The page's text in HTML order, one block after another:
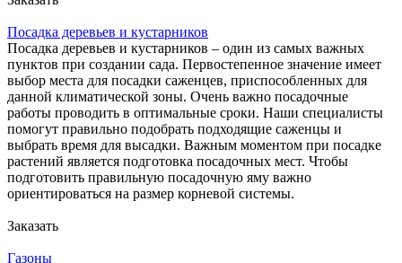
Посадка деревьев и кустарников
Посадка деревьев и кустарников – один из самых важных
пунктов при создании сада. Первостепенное значение имеет
выбор места для посадки саженцев, приспособленных для
данной климатической зоны. Очень важно посадочные
работы проводить в оптимальные сроки. Наши специалисты
помогут правильно подобрать подходящие саженцы и
выбрать время для высадки. Важным моментом при посадке
растений является подготовка посадочных мест. Чтобы
подготовить правильную посадочную яму важно
ориентироваться на размер корневой системы.
Заказать
Газоны